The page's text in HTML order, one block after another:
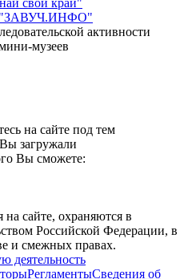
"ЗАВУЧ.ИНФО"
активности
музеев
на сайте под тем
загружали
Вы сможете:
сайте, охраняются в
Российской Федерации, в
и смежных правах.
деятельность
РегламентыСведения об